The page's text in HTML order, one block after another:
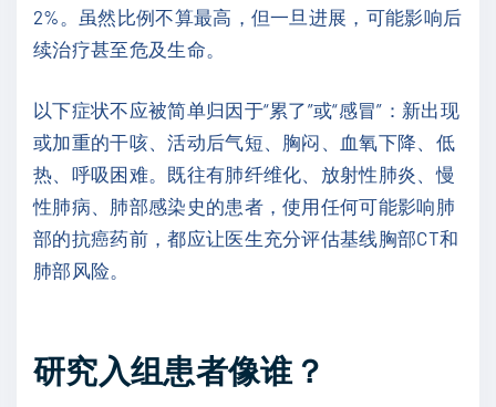
2%。虽然比例不算最高，但一旦进展，可能影响后
续治疗甚至危及生命。
以下症状不应被简单归因于“累了”或“感冒”：新出现
或加重的干咳、活动后气短、胸闷、血氧下降、低
热、呼吸困难。既往有肺纤维化、放射性肺炎、慢
性肺病、肺部感染史的患者，使用任何可能影响肺
部的抗癌药前，都应让医生充分评估基线胸部CT和
肺部风险。
研究入组患者像谁？